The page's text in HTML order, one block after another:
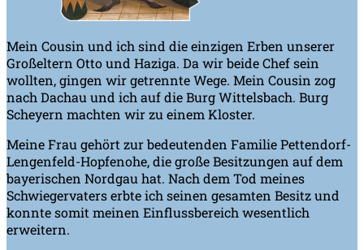
Mein Cousin und ich sind die einzigen Erben unserer
Großeltern Otto und Haziga. Da wir beide Chef sein
wollten, gingen wir getrennte Wege. Mein Cousin zog
nach Dachau und ich auf die Burg Wittelsbach. Burg
Scheyern machten wir zu einem Kloster.
Meine Frau gehört zur bedeutenden Familie Pettendorf-
Lengenfeld-Hopfenohe, die große Besitzungen auf dem
bayerischen Nordgau hat. Nach dem Tod meines
Schwiegervaters erbte ich seinen gesamten Besitz und
konnte somit meinen Einflussbereich wesentlich
erweitern.